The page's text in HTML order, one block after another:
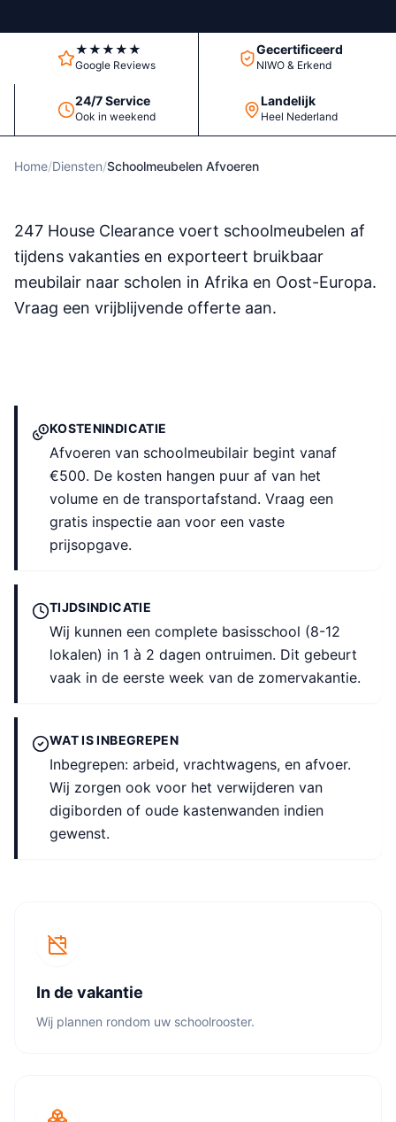
★★★★★
Google Reviews
Gecertificeerd
NIWO & Erkend
24/7 Service
Ook in weekend
Landelijk
Heel Nederland
Home/Diensten/Schoolmeubelen Afvoeren
247 House Clearance voert schoolmeubelen af
tijdens vakanties en exporteert bruikbaar
meubilair naar scholen in Afrika en Oost-Europa.
Vraag een vrijblijvende offerte aan.
KOSTENINDICATIE
Afvoeren van schoolmeubilair begint vanaf
€500. De kosten hangen puur af van het
volume en de transportafstand. Vraag een
gratis inspectie aan voor een vaste
prijsopgave.
TIJDSINDICATIE
Wij kunnen een complete basisschool (8-12
lokalen) in 1 à 2 dagen ontruimen. Dit gebeurt
vaak in de eerste week van de zomervakantie.
WAT IS INBEGREPEN
Inbegrepen: arbeid, vrachtwagens, en afvoer.
Wij zorgen ook voor het verwijderen van
digiborden of oude kastenwanden indien
gewenst.
In de vakantie
Wij plannen rondom uw schoolrooster.